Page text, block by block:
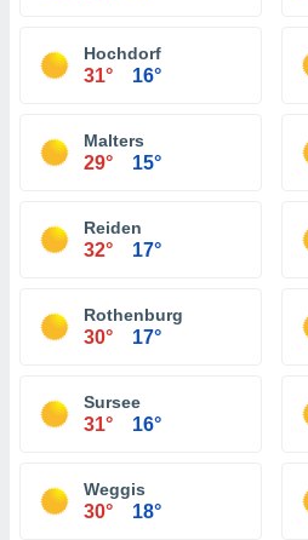
Hochdorf
31° 16°
Malters
29° 15°
Reiden
32° 17°
Rothenburg
30° 17°
Sursee
31° 16°
Weggis
30° 18°